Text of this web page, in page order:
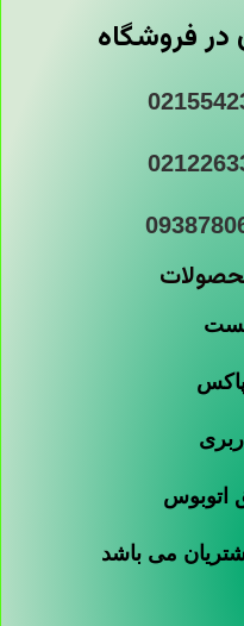
در فروشگاه
پست
اتوبوس
می باشد